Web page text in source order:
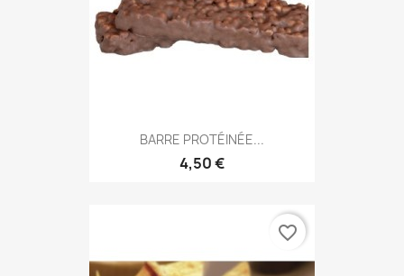
BARRE PROTÉINÉE...
4,50 €
favorite_border